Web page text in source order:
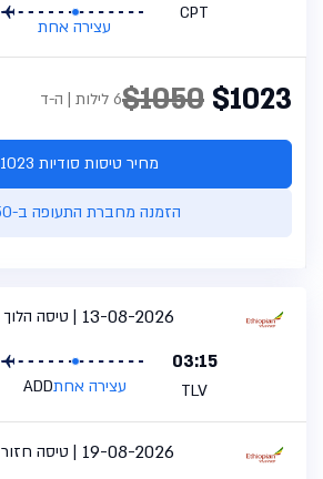
CPT
עצירה אחת
$1023
$10506 לילות | ה-ד
מחיר טיסות סודיות $1023
הזמנה מחברת התעופה ב-$1050
טיסה הלוך
13-08-2026
03:15
TLV עצירה אחתADD
טיסה חזור 19-08-2026